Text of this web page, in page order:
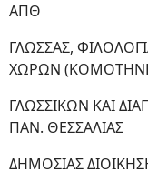
ΑΠΘ
ΓΛΩΣΣΑΣ,
ΧΩΡΩΝ
ΓΛΩΣΣΙΚΩΝ ΚΑΙ
ΠΑΝ. ΘΕΣΣΑΛΙΑΣ
ΔΗΜΟΣΙΑΣ